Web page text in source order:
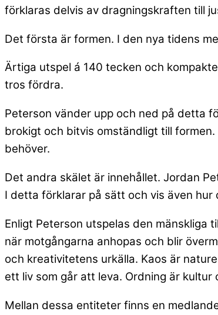
förklaras delvis av dragningskraften till
Det första är formen. I den nya tidens
Ärtiga utspel á 140 tecken och
tros fördra.
Peterson vänder upp och ned på detta
brokigt och bitvis omständligt till
behöver.
Det andra skälet är innehållet. Jordan
I detta förklarar på sätt och vis även hur
Enligt Peterson utspelas den mänskliga
när motgångarna anhopas och blir
och kreativitetens urkälla. Kaos är
ett liv som går att leva. Ordning är
Mellan dessa entiteter finns en